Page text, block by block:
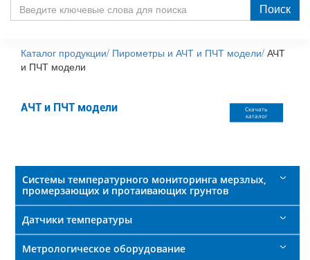
слова
для
Поиск
Каталог продукции/ Пирометры и АЧТ и ПЧТ модели/ АЧТ
и ПЧТ модели
АЧТ и ПЧТ модели
Скачать
каталог
Системы температурного мониторинга мерзлых,
промерзающих и протаивающих грунтов
Датчики температуры
Метрологическое оборудование